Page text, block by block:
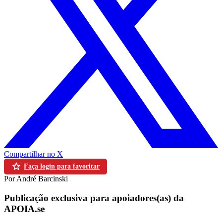
Compartilhar no X
Faça login para favoritar
Por André Barcinski
Publicação exclusiva para apoiadores(as) da
APOIA.se